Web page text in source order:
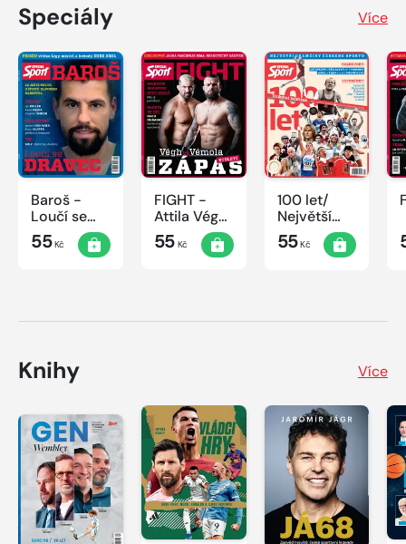
Speciály Více
Baroš -
Loučí se
dravec
55Kč
FIGHT -
Attila Végh
vs. Karlos
Vémola
55Kč
100 let/
Největší
okamžiky
českého
55Kč
Knihy Více